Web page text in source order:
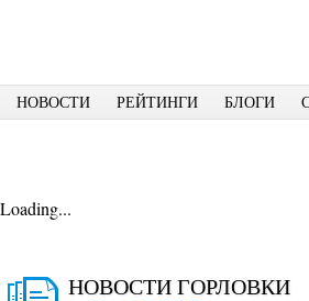
НОВОСТИ РЕЙТИНГИ БЛОГИ
Loading...
НОВОСТИ ГОРЛОВКИ